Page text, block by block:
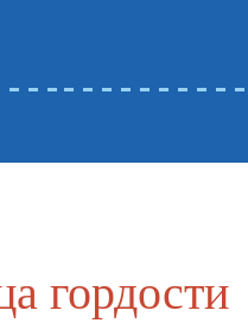
гордости